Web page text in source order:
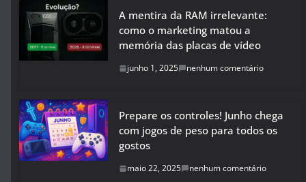
A mentira da RAM irrelevante:
como o marketing matou a
memória das placas de vídeo
junho 1, 2025 nenhum comentário
Prepare os controles! Junho chega
com jogos de peso para todos os
gostos
maio 22, 2025 nenhum comentário